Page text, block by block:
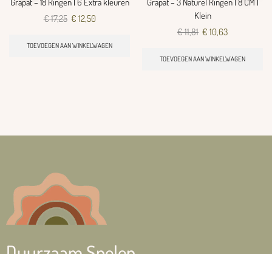
€17,25 € 12,50
TOEVOEGEN AAN WINKELWAGEN
Klein
€11,81 € 10,63
TOEVOEGEN AAN WINKELWAGEN